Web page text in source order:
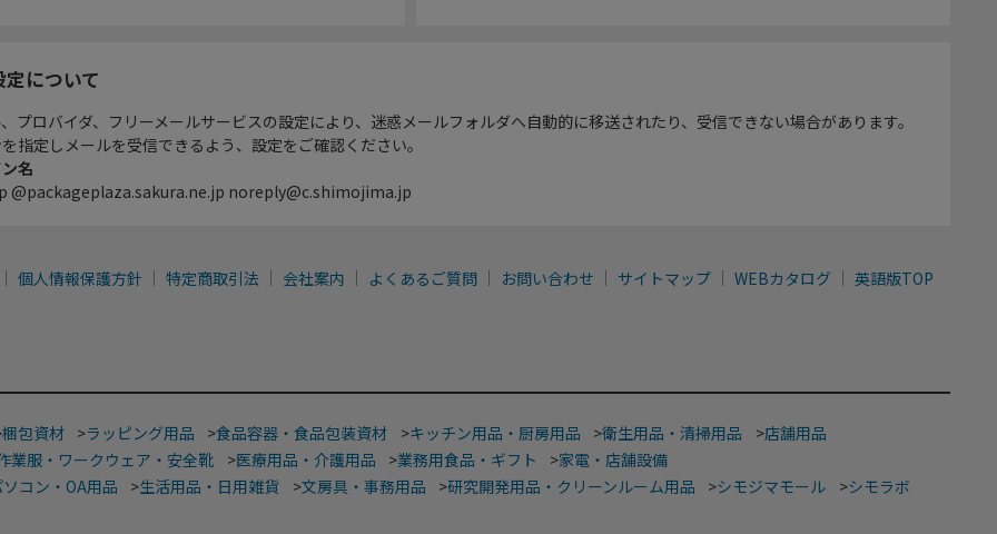
について
プロバイダ、フリーメールサービスの設定により、迷惑メールフォルダへ自動的に移送されたり、受信できない場合があります。
指定しメールを受信できるよう、設定をご確認ください。
名
@packageplaza.sakura.ne.jp noreply@c.shimojima.jp
個人情報保護方針 特定商取引法 会社案内 よくあるご質問 お問い合わせ サイトマップ WEBカタログ 英語版TOP
梱包資材 >ラッピング用品 >食品容器・食品包装資材 >キッチン用品・厨房用品 >衛生用品・清掃用品 >店舗用品
業服・ワークウェア・安全靴 >医療用品・介護用品 >業務用食品・ギフト >家電・店舗設備
コン・OA用品 >生活用品・日用雑貨 >文房具・事務用品 >研究開発用品・クリーンルーム用品 >シモジマモール >シモラボ